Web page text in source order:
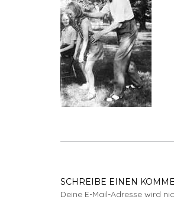
SCHREIBE EINEN
Deine E-Mail-Adresse wird